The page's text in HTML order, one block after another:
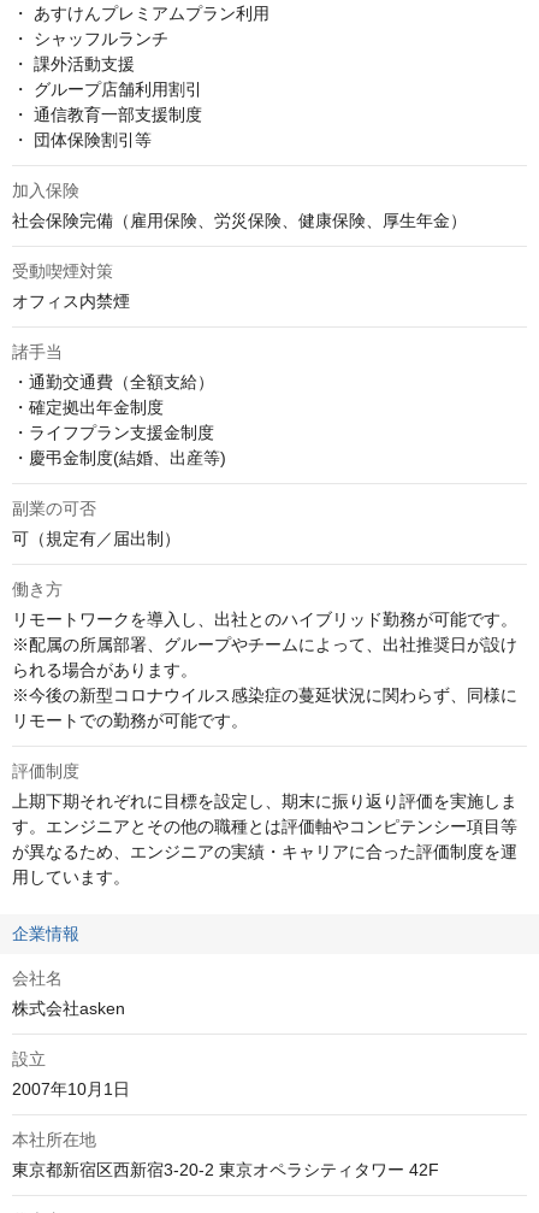
・ あすけんプレミアムプラン利用
・ シャッフルランチ
・ 課外活動支援
・ グループ店舗利用割引
・ 通信教育一部支援制度
・ 団体保険割引等
加入保険
社会保険完備（雇用保険、労災保険、健康保険、厚生年金）
受動喫煙対策
オフィス内禁煙
諸手当
・通勤交通費（全額支給）
・確定拠出年金制度
・ライフプラン支援金制度
・慶弔金制度(結婚、出産等)
副業の可否
可（規定有／届出制）
働き方
リモートワークを導入し、出社とのハイブリッド勤務が可能です。
※配属の所属部署、グループやチームによって、出社推奨日が設け
られる場合があります。
※今後の新型コロナウイルス感染症の蔓延状況に関わらず、同様に
リモートでの勤務が可能です。
評価制度
上期下期それぞれに目標を設定し、期末に振り返り評価を実施しま
す。エンジニアとその他の職種とは評価軸やコンピテンシー項目等
が異なるため、エンジニアの実績・キャリアに合った評価制度を運
用しています。
企業情報
会社名
株式会社asken
設立
2007年10月1日
本社所在地
東京都新宿区西新宿3-20-2 東京オペラシティタワー 42F